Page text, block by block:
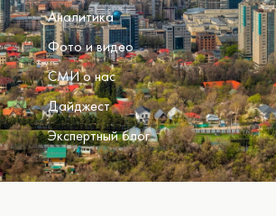
Аналитика
Фото и видео
СМИ о нас
Дайджест
Экспертный блог